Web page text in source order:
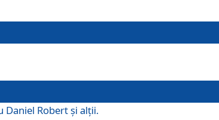
Daniel Robert şi alţii.